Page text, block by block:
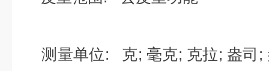
测量单位: 克; 毫克; 克拉; 盎司;